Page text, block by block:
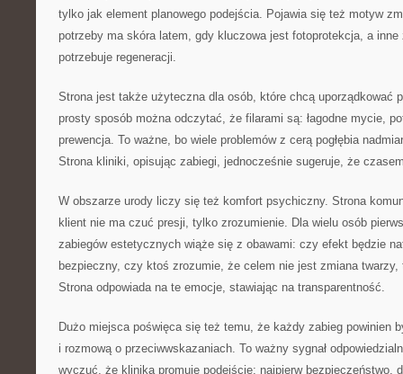
tylko jak element planowego podejścia. Pojawia się też motyw
potrzeby ma skóra latem, gdy kluczowa jest fotoprotekcja, a
potrzebuje regeneracji.
Strona jest także użyteczna dla osób, które chcą uporządkować
prosty sposób można odczytać, że filarami są: łagodne mycie,
prewencja. To ważne, bo wiele problemów z cerą pogłębia
Strona kliniki, opisując zabiegi, jednocześnie sugeruje, że
W obszarze urody liczy się też komfort psychiczny. Strona
klient nie ma czuć presji, tylko zrozumienie. Dla wielu osób
zabiegów estetycznych wiąże się z obawami: czy efekt będzie
bezpieczny, czy ktoś zrozumie, że celem nie jest zmiana
Strona odpowiada na te emocje, stawiając na transparentność.
Dużo miejsca poświęca się też temu, że każdy zabieg powinien
i rozmową o przeciwwskazaniach. To ważny sygnał
wyczuć, że klinika promuje podejście: najpierw bezpieczeństwo,